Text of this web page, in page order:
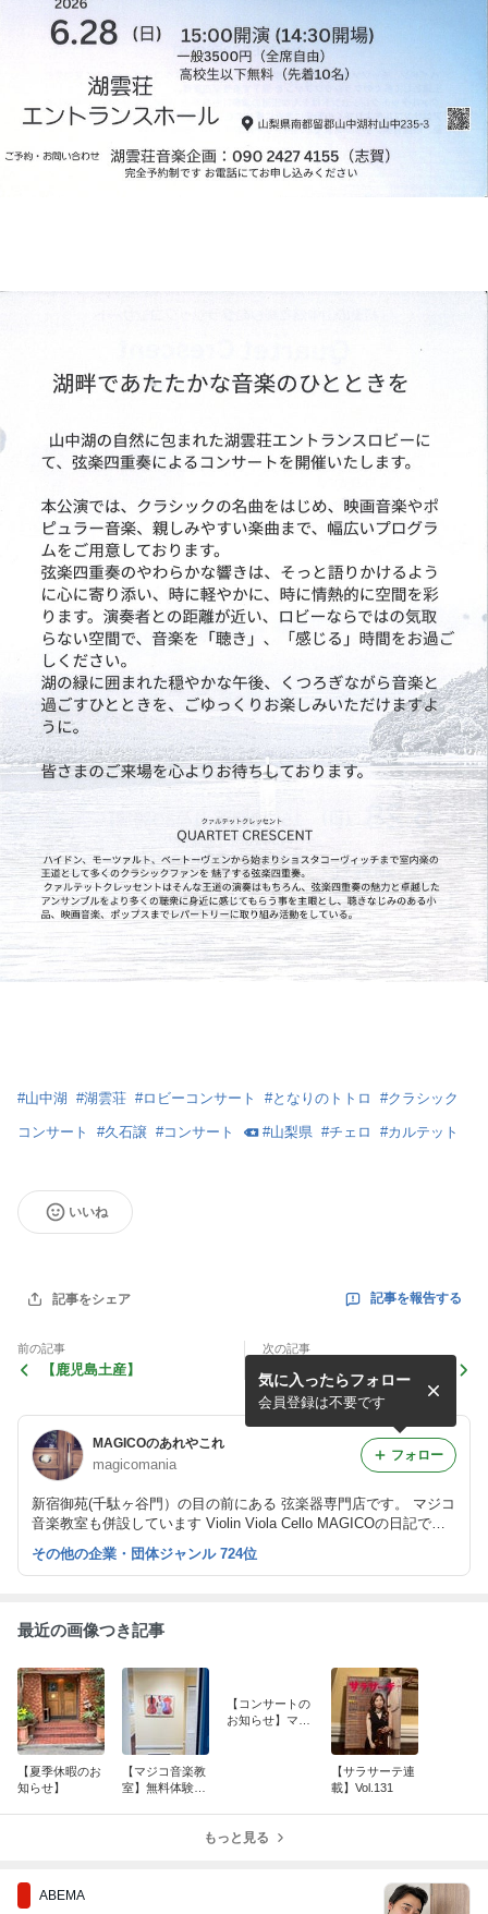
#山中湖 #湖雲荘 #ロビーコンサート #となりのトトロ #クラシック
コンサート #久石譲 #コンサート #山梨県 #チェロ #カルテット
いいね
記事をシェア 記事を報告する
前の記事
【鹿児島土産】
次の記事
【コンサートのお知らせ】霞
町トリオコンサート
MAGICOのあれやこれ
magicomania
新宿御苑(千駄ヶ谷門）の目の前にある 弦楽器専門店です。 マジコ
音楽教室も併設しています Violin Viola Cello MAGICOの日記です
気に入ったらフォロー
会員登録は不要です
フォロー
その他の企業・団体ジャンル 724位
最近の画像つき記事
【夏季休暇のお
知らせ】
【マジコ音楽教
室】無料体験レ
【コンサートの
お知らせ】マジ
【サラサーテ連
載】Vol.131
もっと見る
ABEMA